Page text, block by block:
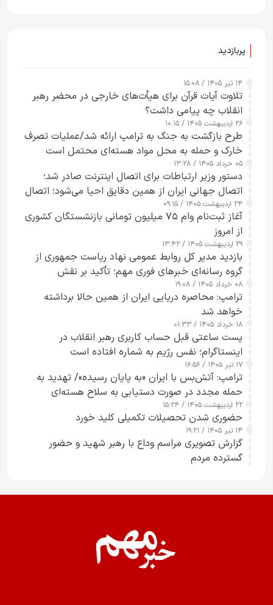
پربازدید
۱۴ تیر ۱۴۰۵ / ۱۵:۰۸
تلاوت آیات قرآن برای هیأت‌های خارجی در محضر رهبر
انقلاب چه پیامی داشت؟
۲۶ اردیبهشت ۱۴۰۵ / ۱۰:۱۵
طرح‌ بازگشت به جنگ به ترامپ ارائه شد/عملیات تصرف
خارک و حمله به محل مواد هسته‌ای محتمل است
۰۵ خرداد ۱۴۰۵ / ۱۳:۲۸
دستور وزیر ارتباطات برای اتصال اینترنت صادر شد؛
اتصال جهانی ایران از همین دقایق احیا می‌شود؛ اتصال
کامل مردم تا ۲۴ ساعت آینده
۲۴ اردیبهشت ۱۴۰۵ / ۰۹:۱۵
آغاز ثبت‌نام وام ۷۵ میلیون تومانی بازنشستگان کشوری
از امروز
۲۹ اردیبهشت ۱۴۰۵ / ۱۳:۴۲
بازدید مدیر کل روابط عمومی نهاد ریاست جمهوری از
گروه رسانه‌ای خبرهای فوری مهم؛ تأکید بر نقش
رسانه‌های هوشمند و مسئول در ارتقای آگاهی عمومی
۰۸ خرداد ۱۴۰۵ / ۱۹:۰۸
ترامپ: محاصره دریایی ایران از همین حالا برداشته
خواهد شد
۱۸ خرداد ۱۴۰۵ / ۰۱:۳۳
پست ساعتی قبل حساب کاربری رهبر انقلاب در
اینستاگرام؛ نفس رژیم به شماره افتاده است​
۱۷ تیر ۱۴۰۵ / ۱۶:۵۶
ترامپ: آتش‌بس با ایران «به پایان رسیده»/ تهدید به
حمله مجدد در صورت دستیابی به سلاح هسته‌ای
۲۲ اردیبهشت ۱۴۰۵ / ۱۵:۲۴
حضوری شدن تحصیلات تکمیلی کلید خورد
۱۴ تیر ۱۴۰۵ / ۱۹:۲۱
گزارش تصویری مراسم وداع با رهبر شهید و حضور
گسترده مردم